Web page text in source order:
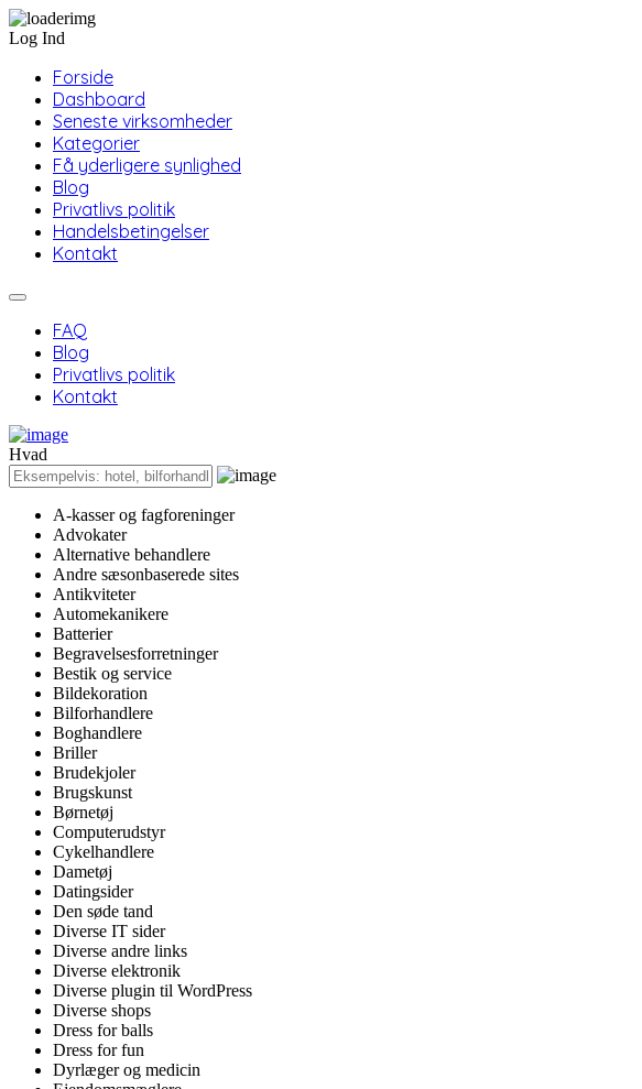
Log Ind
Forside
Dashboard
Seneste virksomheder
Kategorier
Få yderligere synlighed
Blog
Privatlivs politik
Handelsbetingelser
Kontakt
FAQ
Blog
Privatlivs politik
Kontakt
Hvad
A-kasser og fagforeninger
Advokater
Alternative behandlere
Andre sæsonbaserede sites
Antikviteter
Automekanikere
Batterier
Begravelsesforretninger
Bestik og service
Bildekoration
Bilforhandlere
Boghandlere
Briller
Brudekjoler
Brugskunst
Børnetøj
Computerudstyr
Cykelhandlere
Dametøj
Datingsider
Den søde tand
Diverse IT sider
Diverse andre links
Diverse elektronik
Diverse plugin til WordPress
Diverse shops
Dress for balls
Dress for fun
Dyrlæger og medicin